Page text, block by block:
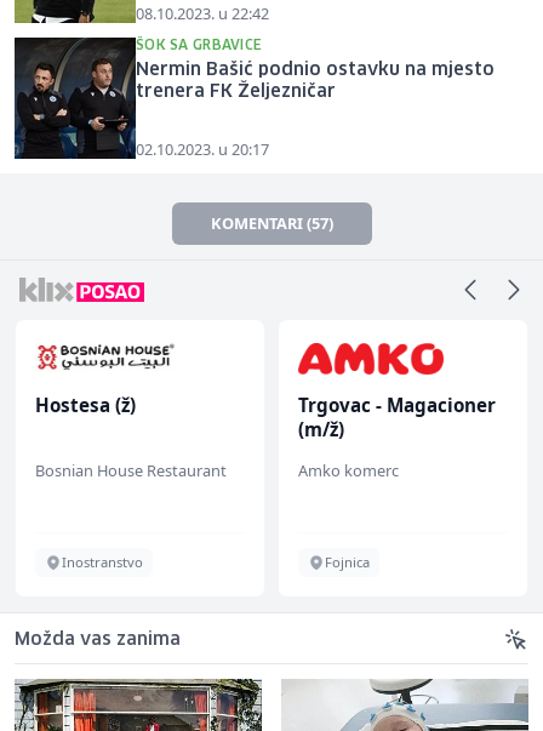
08.10.2023. u 22:42
ŠOK SA GRBAVICE
Nermin Bašić podnio ostavku na mjesto
trenera FK Željezničar
02.10.2023. u 20:17
KOMENTARI (57)
Hostesa (ž)
Bosnian House Restaurant
Inostranstvo
Trgovac - Magacioner
(m/ž)
Amko komerc
Fojnica
Možda vas zanima